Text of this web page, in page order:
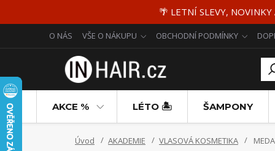
🌴 LETNÍ SLEVY,
O NÁS VŠE O NÁKUPU OBCHODNÍ PODMÍNKY
AKCE % LÉTO 🏝️ ŠAMPONY
Úvod AKADEMIE VLASOVÁ KOSMETIKA